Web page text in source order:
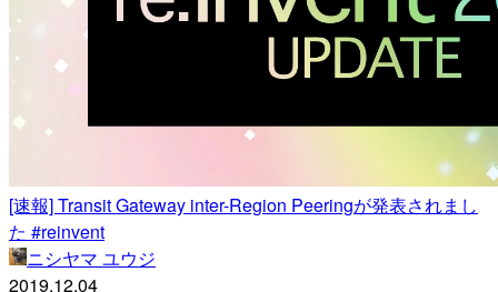
[速報] Transit Gateway inter-Region Peeringが発表されまし
た #reinvent
ニシヤマ ユウジ
2019.12.04